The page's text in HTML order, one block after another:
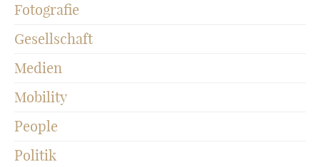
Fotografie
Gesellschaft
Medien
Mobility
People
Politik